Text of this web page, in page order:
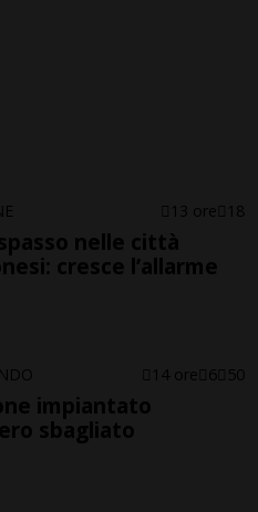
13 ore 18
nelle città
cresce l’allarme
14 ore 6 50
impiantato
sbagliato